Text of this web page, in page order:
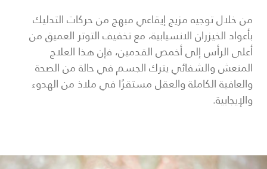
من خلال توجيه مزيج إيقاعي مبهج من حركات التدليك
بأعواد الخيزران الانسيابية، مع تخفيف التوتر العميق من
أعلى الرأس إلى أخمص القدمين، فإن هذا العلاج
المنعش والشفائي يترك الجسم في حالة من الصحة
والعافية الكاملة والعقل مستقرًا في ملاذ من الهدوء
والإيجابية.